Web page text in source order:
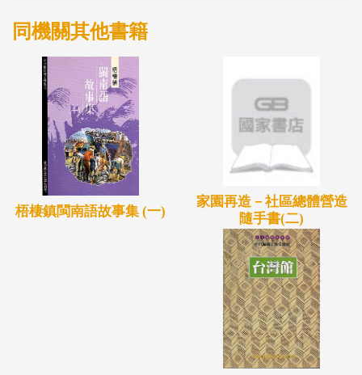
同機關其他書籍
梧棲鎮閩南語故事集 (一)
家園再造－社區總體營造
隨手書(二)